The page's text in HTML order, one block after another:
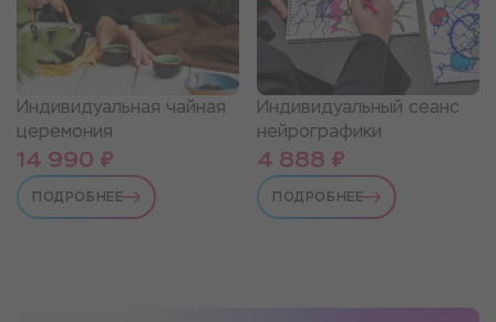
Индивидуальная чайная
церемония
14 990 ₽
ПОДРОБНЕЕ
Индивидуальный сеанс
нейрографики
4 888 ₽
ПОДРОБНЕЕ